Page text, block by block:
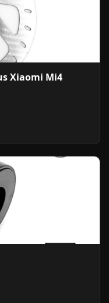
Xiaomi Mi4